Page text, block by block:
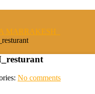
MARRAKESH_
No comments